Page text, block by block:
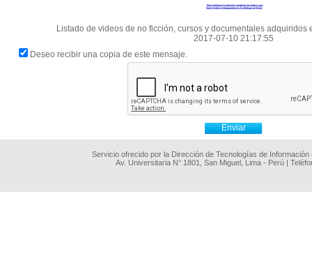
Listado de videos de no ficción, cursos y documentales adquiridos
2017-07-10 21:17:55
Deseo recibir una copia de este mensaje.
Servicio ofrecido por la Dirección de Tecnologías de
Av. Universitaria N° 1801, San Miguel, Lima - Perú |